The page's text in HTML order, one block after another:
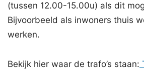
(tussen 12.00-15.00u) als dit
Bijvoorbeeld als inwoners thuis
werken.
Bekijk hier waar de trafo’s staan: